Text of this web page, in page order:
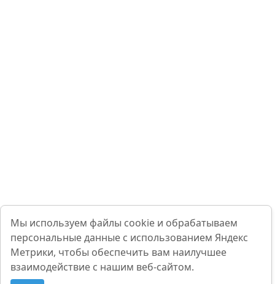
Мы используем файлы cookie и обрабатываем
персональные данные с использованием Яндекс
Метрики, чтобы обеспечить вам наилучшее
взаимодействие с нашим веб-сайтом.